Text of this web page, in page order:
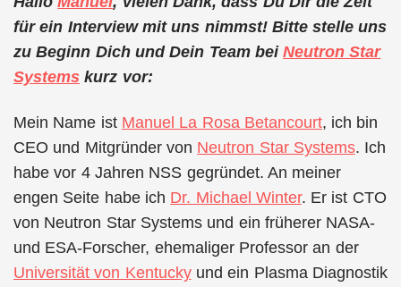
für ein Interview mit uns nimmst! Bitte stelle uns
zu Beginn Dich und Dein Team beiNeutron Star
Systems kurz vor:
Mein Name ist Manuel La Rosa Betancourt, ich bin
CEO und Mitgründer von Neutron Star Systems. Ich
habe vor 4 Jahren NSS gegründet. An meiner
engen Seite habe ich Dr. Michael Winter. Er ist CTO
von Neutron Star Systems und ein früherer NASA-
und ESA-Forscher, ehemaliger Professor an der
Universität von Kentuckyund ein Plasma Diagnostik